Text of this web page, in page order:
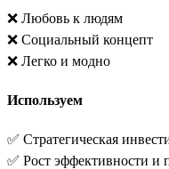
❌ Любовь к людям
❌ Социальный концепт
❌ Легко и модно
Используем
✅ Стратегическая
✅ Рост эффективности